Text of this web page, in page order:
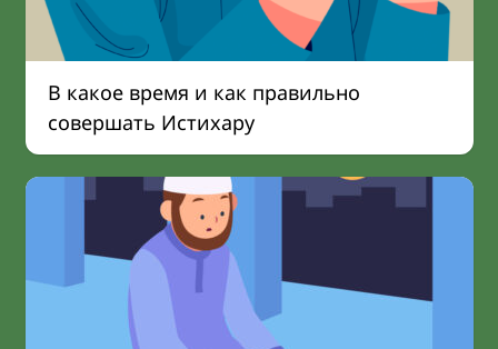
В какое время и как правильно
совершать Истихару